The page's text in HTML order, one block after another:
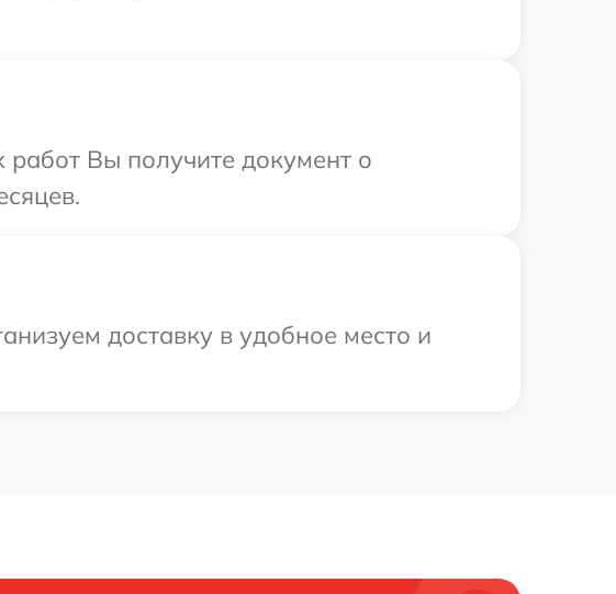
Вы получите документ о
доставку в удобное место и